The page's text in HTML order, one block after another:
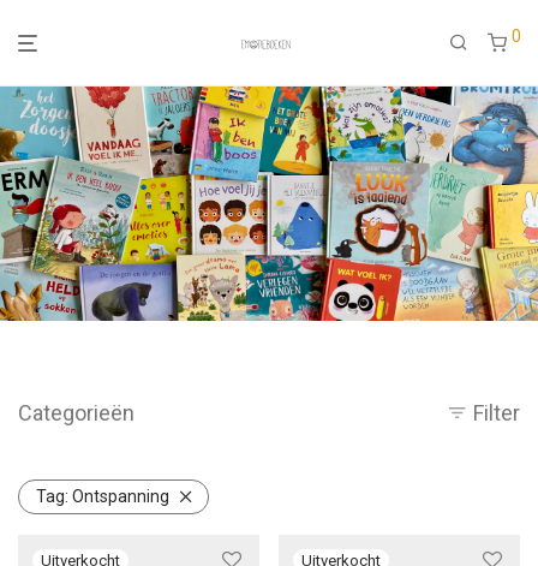
0
Categorieën Filter
Tag: Ontspanning